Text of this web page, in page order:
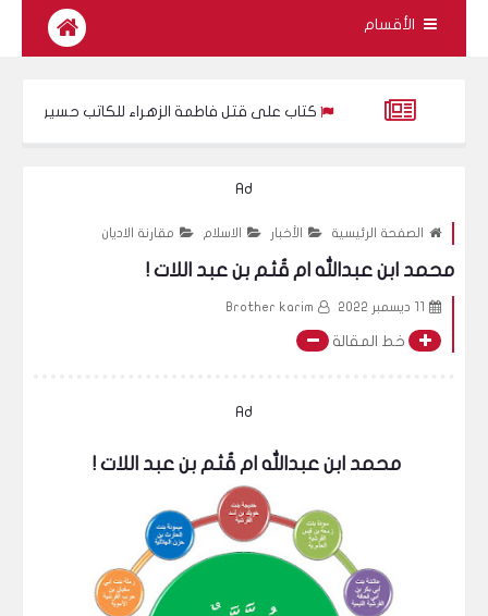
الأقسام
كتاب على قتل فاطمة الزهراء للكاتب حسين العراقي
Ad
الصفحة الرئيسية الأخبار الاسلام مقارنة الاديان
محمد ابن عبدالله ام قُثم بن عبد اللات !
11 ديسمبر 2022 Brother karim
خط المقالة
Ad
محمد ابن عبدالله ام قُثم بن عبد اللات !